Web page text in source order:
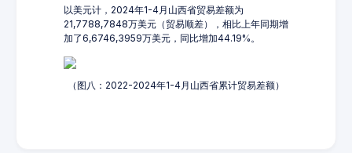
以美元计，2024年1-4月山西省贸易差额为
21,7788,7848万美元（贸易顺差），相比上年同期增
加了6,6746,3959万美元，同比增加44.19%。
（图八：2022-2024年1-4月山西省累计贸易差额）